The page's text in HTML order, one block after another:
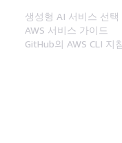
생성형 AI 서비스 선택
AWS 서비스 가이드
GitHub의 AWS CLI 지